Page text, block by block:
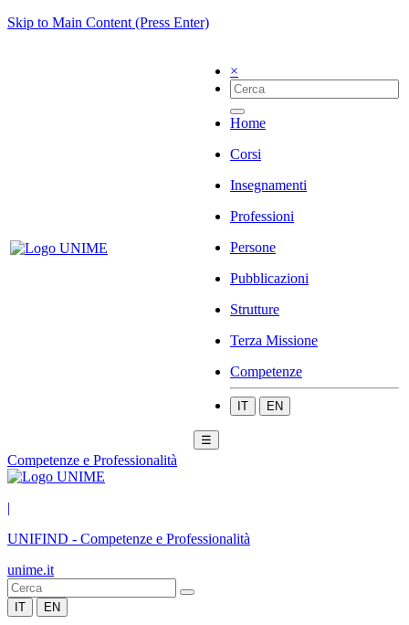
Skip to Main Content (Press Enter)
×
Home
Corsi
Insegnamenti
Professioni
Persone
Pubblicazioni
Strutture
Terza Missione
Competenze
IT EN
☰
Competenze e Professionalità
|
UNIFIND - Competenze e Professionalità
unime.it
IT EN